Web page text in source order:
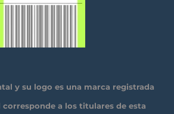
y su logo es una marca registrada
a los titulares de esta